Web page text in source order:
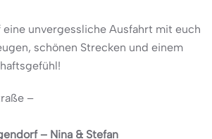
eine unvergessliche Ausfahrt mit euch
schönen Strecken und einem
–
– Nina & Stefan